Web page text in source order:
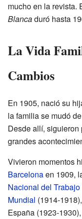
mucho en la revista.
Blancaduró hasta
La Vida
Cambios
En 1905, nació su
la familia se mudó
Desde allí,
grandes
Vivieron momentos
Barcelonaen 1909,
Nacional del Trabajo
Mundial (1914-
España (1923-